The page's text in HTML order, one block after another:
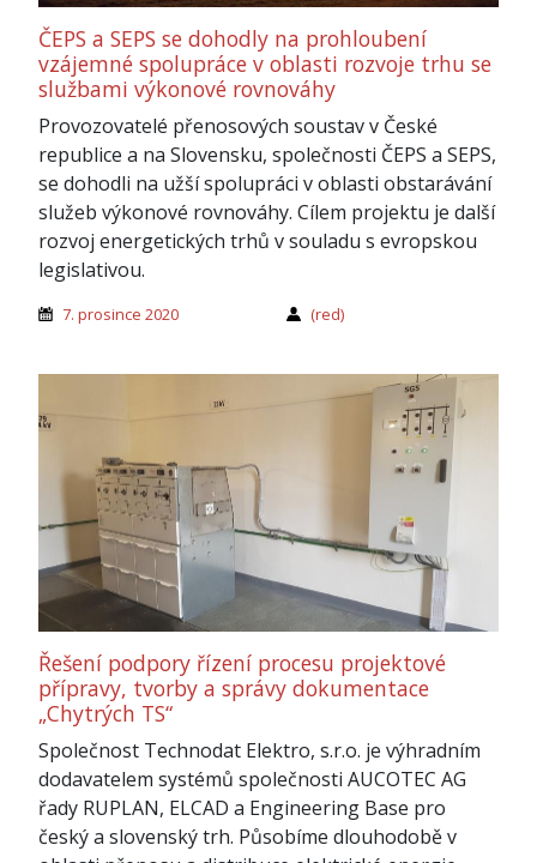
ČEPS a SEPS se dohodly na prohloubení
vzájemné spolupráce v oblasti rozvoje trhu se
službami výkonové rovnováhy
Provozovatelé přenosových soustav v České
republice a na Slovensku, společnosti ČEPS a SEPS,
se dohodli na užší spolupráci v oblasti obstarávání
služeb výkonové rovnováhy. Cílem projektu je další
rozvoj energetických trhů v souladu s evropskou
legislativou.
7. prosince 2020 (red)
Řešení podpory řízení procesu projektové
přípravy, tvorby a správy dokumentace
„Chytrých TS“
Společnost Technodat Elektro, s.r.o. je výhradním
dodavatelem systémů společnosti AUCOTEC AG
řady RUPLAN, ELCAD a Engineering Base pro
český a slovenský trh. Působíme dlouhodobě v